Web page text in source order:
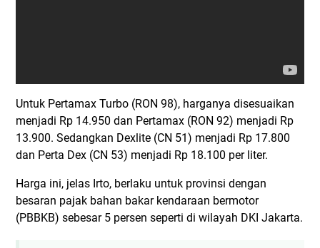
Untuk Pertamax Turbo (RON 98), harganya disesuaikan
menjadi Rp 14.950 dan Pertamax (RON 92) menjadi Rp
13.900. Sedangkan Dexlite (CN 51) menjadi Rp 17.800
dan Perta Dex (CN 53) menjadi Rp 18.100 per liter.
Harga ini, jelas Irto, berlaku untuk provinsi dengan
besaran pajak bahan bakar kendaraan bermotor
(PBBKB) sebesar 5 persen seperti di wilayah DKI Jakarta.